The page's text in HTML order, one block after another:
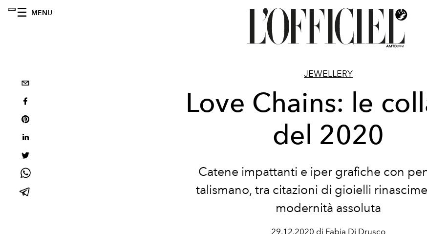
MENU
JEWELLERY
Love Chains: le
del 2020
Catene impattanti e iper grafiche con
talismano, tra citazioni di gioielli
modernità assoluta
29.12.2020 di Fabia Di Drusco